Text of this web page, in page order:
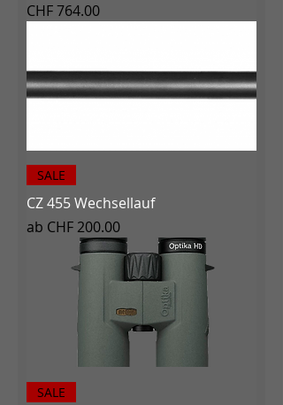
Preis
CHF 764.00
SALE
CZ 455 Wechsellauf
ab CHF 200.00
Sale-Preis
SALE